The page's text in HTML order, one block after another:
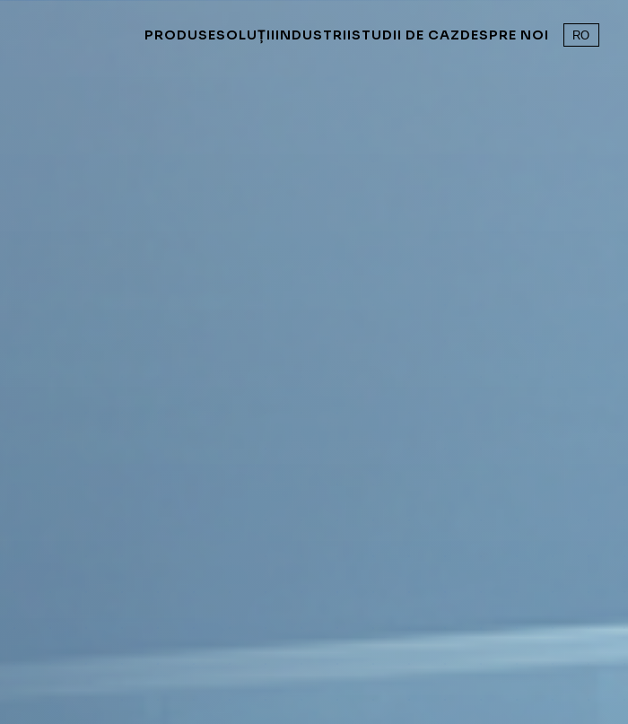
PRODUSESOLUȚIIINDUSTRIISTUDII DE CAZDESPRE NOI RO